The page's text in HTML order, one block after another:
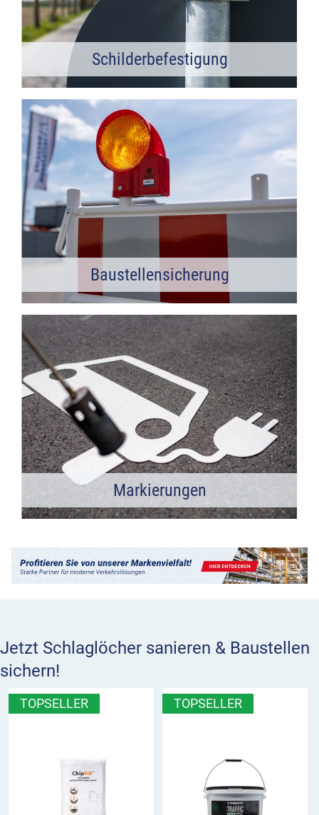
Schilderbefestigung
Baustellensicherung
Markierungen
Jetzt Schlaglöcher sanieren & Baustellen
sichern!
TOPSELLER TOPSELLER